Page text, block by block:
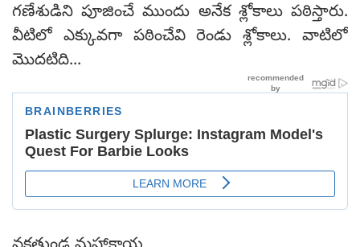
గణేశుడిని పూజించే ముందు అనేక శ్లోకాలు పఠిస్తారు.
వీటిలో ఎక్కువగా పఠించేవి రెండు శ్లోకాలు. వాటిలో
మొదటిది...